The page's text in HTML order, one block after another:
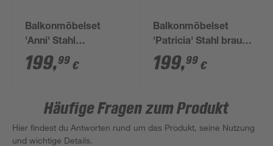
Balkonmöbelset
'Anni' Stahl
braun/schwarz 3-
teilig
199,99 €
Balkonmöbelset
'Patricia' Stahl braun
3-teilig
199,99 €
Häufige Fragen zum Produkt
Hier findest du Antworten rund um das Produkt, seine Nutzung
und wichtige Details.